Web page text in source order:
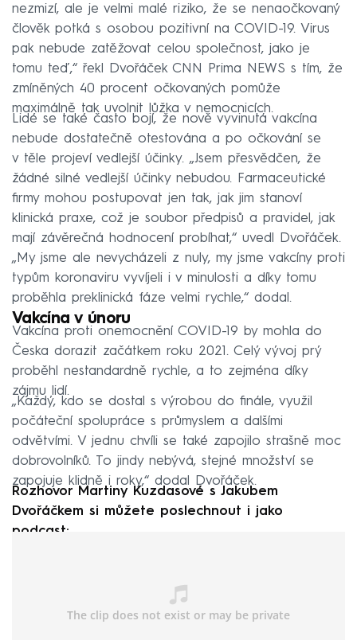
nezmizí, ale je velmi malé riziko, že se nenaočkovaný
člověk potká s osobou pozitivní na COVID-19. Virus
pak nebude zatěžovat celou společnost, jako je
tomu teď,“ řekl Dvořáček CNN Prima NEWS s tím, že
zmíněných 40 procent očkovaných pomůže
maximálně tak uvolnit lůžka v nemocnicích.
Lidé se také často bojí, že nově vyvinutá vakcína
nebude dostatečně otestována a po očkování se
v těle projeví vedlejší účinky. „Jsem přesvědčen, že
žádné silné vedlejší účinky nebudou. Farmaceutické
firmy mohou postupovat jen tak, jak jim stanoví
klinická praxe, což je soubor předpisů a pravidel, jak
mají závěrečná hodnocení probíhat,“ uvedl Dvořáček.
„My jsme ale nevycházeli z nuly, my jsme vakcíny proti
typům koronaviru vyvíjeli i v minulosti a díky tomu
proběhla preklinická fáze velmi rychle,“ dodal.
Vakcína v únoru
Vakcína proti onemocnění COVID-19 by mohla do
Česka dorazit začátkem roku 2021. Celý vývoj prý
proběhl nestandardně rychle, a to zejména díky
zájmu lidí.
„Každý, kdo se dostal s výrobou do finále, využil
počáteční spolupráce s průmyslem a dalšími
odvětvími. V jednu chvíli se také zapojilo strašně moc
dobrovolníků. To jindy nebývá, stejné množství se
zapojuje klidně i roky,“ dodal Dvořáček.
Rozhovor Martiny Kuzdasové s Jakubem
Dvořáčkem si můžete poslechnout i jako
podcast: